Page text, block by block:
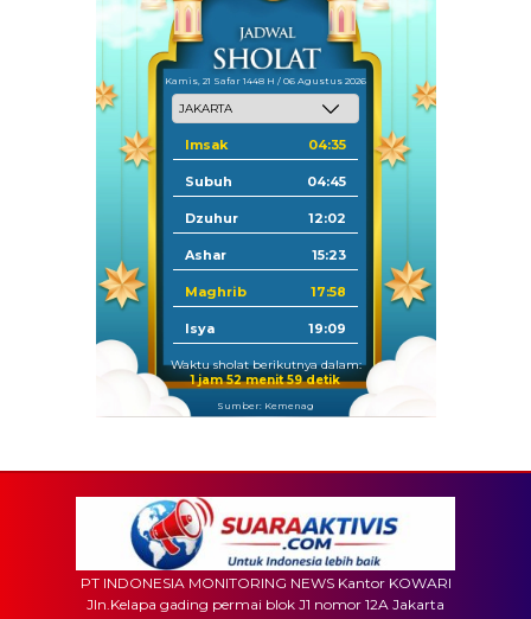
Kamis, 21 Safar 1448 H / 06 Agustus 2026
Imsak 04:35
Subuh 04:45
Dzuhur 12:02
Ashar 15:23
Maghrib 17:58
Isya 19:09
Waktu sholat berikutnya dalam:
1 jam 52 menit 57 detik
Sumber: Kemenag
PT INDONESIA MONITORING NEWS Kantor KOWARI
Jln.Kelapa gading permai blok J1 nomor 12A Jakarta